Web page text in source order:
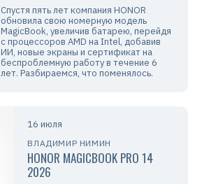
Спустя пять лет компания HONOR
обновила свою номерную модель
MagicBook, увеличив батарею, перейдя
с процессоров AMD на Intel, добавив
ИИ, новые экраны и сертификат на
беспроблемную работу в течение 6
лет. Разбираемся, что поменялось.
16 июля
ВЛАДИМИР НИМИН
HONOR MAGICBOOK PRO 14
2026